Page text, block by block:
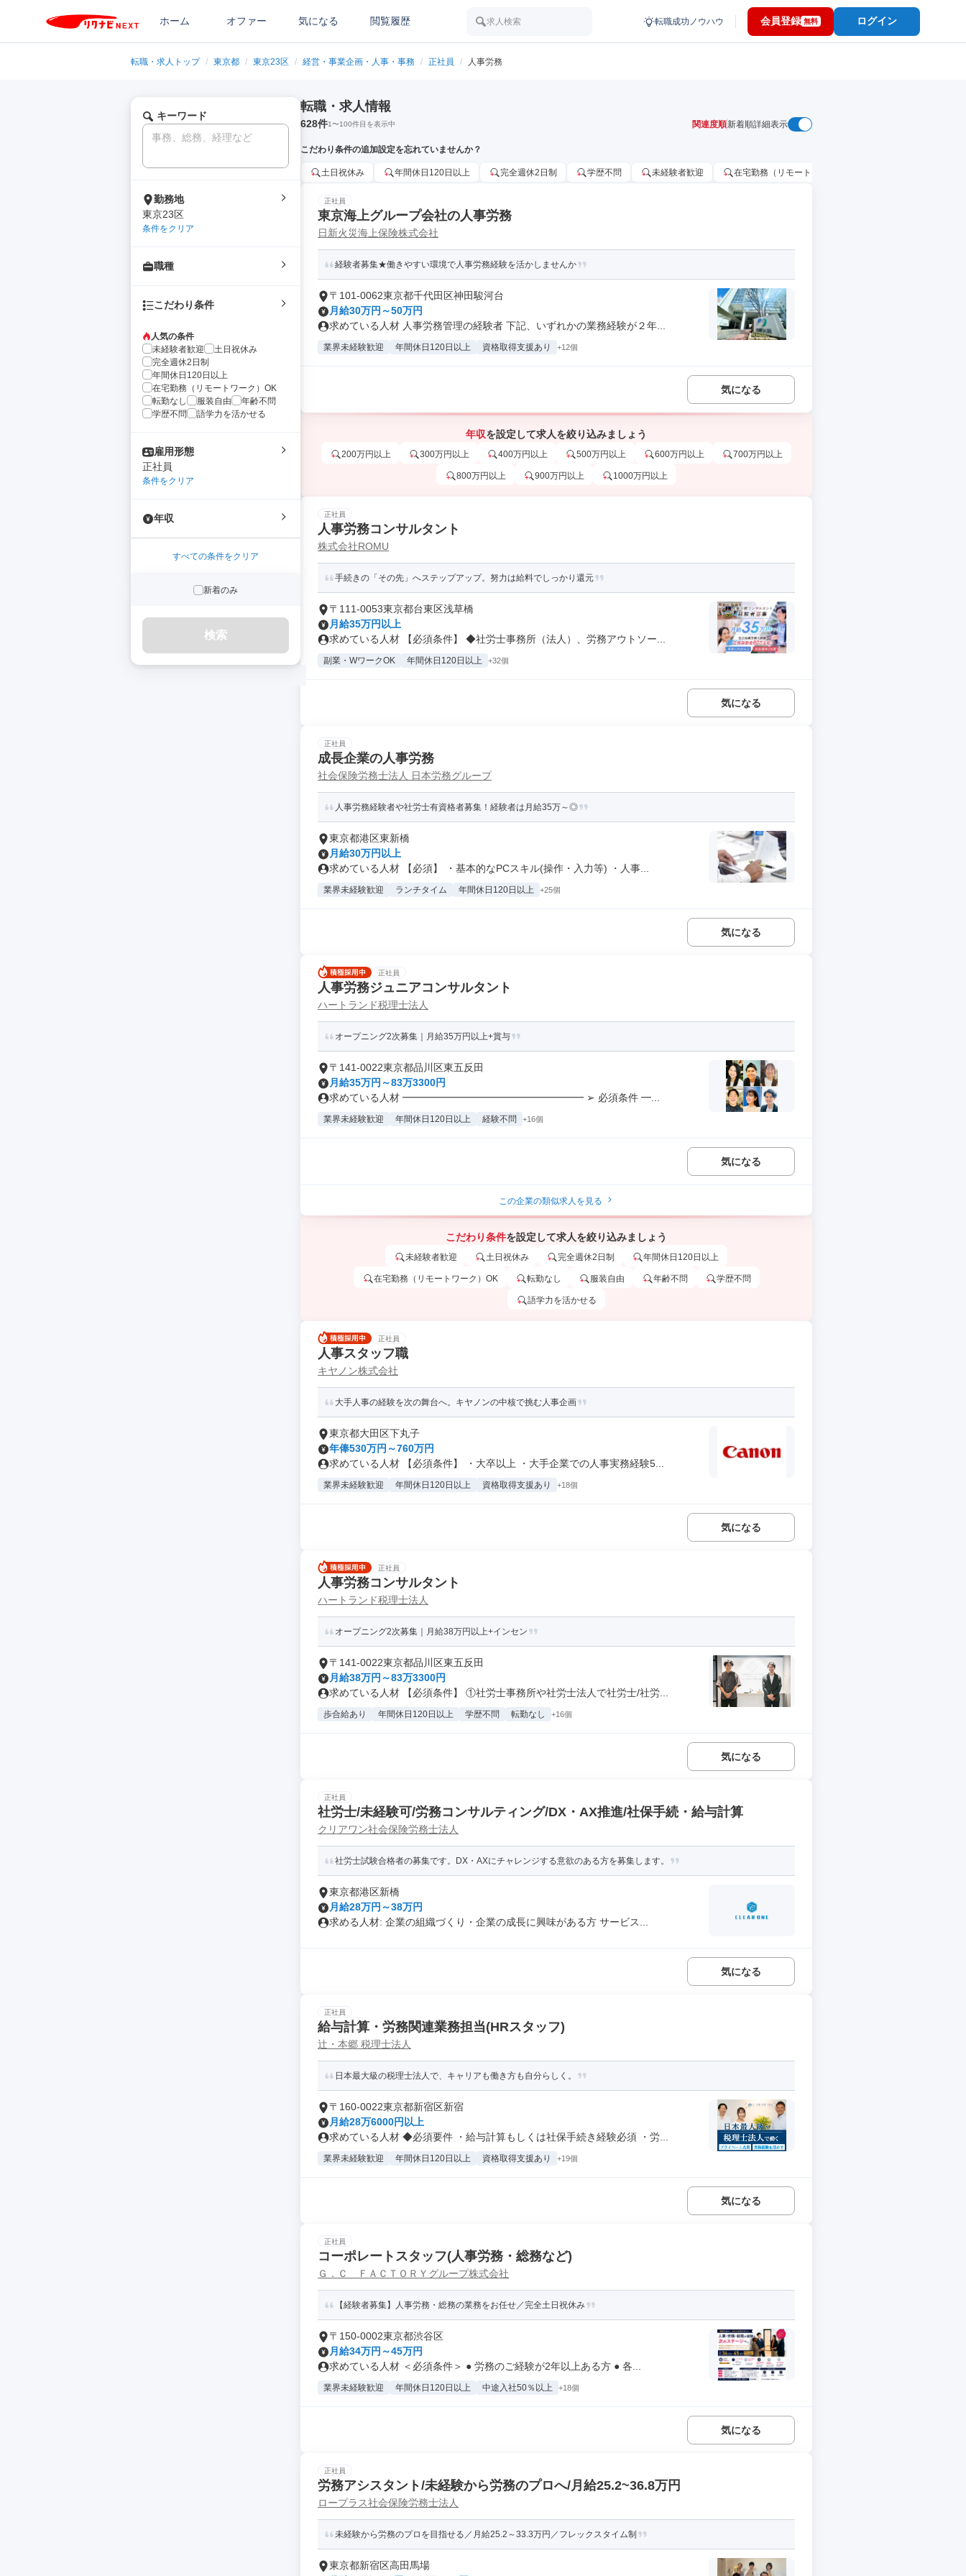
ホーム オファー 気になる 閲覧履歴 求人検索 転職成功ノウハウ 会員登録 無料 ログイン
転職・求人トップ / 東京都 / 東京23区 / 経営・事業企画・人事・事務 / 正社員 / 人事労務
キーワード
勤務地
東京23区
条件をクリア
職種
こだわり条件
人気の条件
未経験者歓迎
土日祝休み
完全週休2日制
年間休日120日以上
在宅勤務（リモートワーク）OK
転勤なし
服装自由
年齢不問
学歴不問
語学力を活かせる
雇用形態
正社員
条件をクリア
年収
すべての条件をクリア
新着のみ
検索
転職・求人情報
628件1〜100件目を表示中 関連度順新着順詳細表示
こだわり条件の追加設定を忘れていませんか？
土日祝休み 年間休日120日以上 完全週休2日制 学歴不問 未経験者歓迎 在宅勤務（リモートワーク）OK
正社員
東京海上グループ会社の人事労務
日新火災海上保険株式会社
経験者募集★働きやすい環境で人事労務経験を活かしませんか
〒101-0062東京都千代田区神田駿河台
月給30万円～50万円
求めている人材 人事労務管理の経験者 下記、いずれかの業務経験が２年...
業界未経験歓迎 年間休日120日以上 資格取得支援あり +12個
気になる
年収を設定して求人を絞り込みましょう
200万円以上 300万円以上 400万円以上 500万円以上 600万円以上 700万円以上
800万円以上 900万円以上 1000万円以上
正社員
人事労務コンサルタント
株式会社ROMU
手続きの「その先」へステップアップ。努力は給料でしっかり還元
〒111-0053東京都台東区浅草橋
月給35万円以上
求めている人材 【必須条件】 ◆社労士事務所（法人）、労務アウトソー...
副業・WワークOK 年間休日120日以上 +32個
気になる
正社員
成長企業の人事労務
社会保険労務士法人 日本労務グループ
人事労務経験者や社労士有資格者募集！経験者は月給35万～◎
東京都港区東新橋
月給30万円以上
求めている人材 【必須】 ・基本的なPCスキル(操作・入力等) ・人事...
業界未経験歓迎 ランチタイム 年間休日120日以上 +25個
気になる
正社員
人事労務ジュニアコンサルタント
ハートランド税理士法人
オープニング2次募集｜月給35万円以上+賞与
〒141-0022東京都品川区東五反田
月給35万円～83万3300円
求めている人材 ━━━━━━━━━━━━━━━━━━ ➢ 必須条件 ━...
業界未経験歓迎 年間休日120日以上 経験不問 +16個
気になる
この企業の類似求人を見る
こだわり条件を設定して求人を絞り込みましょう
未経験者歓迎 土日祝休み 完全週休2日制 年間休日120日以上
在宅勤務（リモートワーク）OK 転勤なし 服装自由 年齢不問 学歴不問
語学力を活かせる
正社員
人事スタッフ職
キヤノン株式会社
大手人事の経験を次の舞台へ。キヤノンの中核で挑む人事企画
東京都大田区下丸子
年俸530万円～760万円
求めている人材 【必須条件】 ・大卒以上 ・大手企業での人事実務経験5...
業界未経験歓迎 年間休日120日以上 資格取得支援あり +18個
気になる
正社員
人事労務コンサルタント
ハートランド税理士法人
オープニング2次募集｜月給38万円以上+インセン
〒141-0022東京都品川区東五反田
月給38万円～83万3300円
求めている人材 【必須条件】 ①社労士事務所や社労士法人で社労士/社労...
歩合給あり 年間休日120日以上 学歴不問 転勤なし +16個
気になる
正社員
社労士/未経験可/労務コンサルティング/DX・AX推進/社保手続・給与計算
クリアワン社会保険労務士法人
社労士試験合格者の募集です。DX・AXにチャレンジする意欲のある方を募集します。
東京都港区新橋
月給28万円～38万円
求める人材: 企業の組織づくり・企業の成長に興味がある方 サービス...
気になる
正社員
給与計算・労務関連業務担当(HRスタッフ)
辻・本郷 税理士法人
日本最大級の税理士法人で、キャリアも働き方も自分らしく。
〒160-0022東京都新宿区新宿
月給28万6000円以上
求めている人材 ◆必須要件 ・給与計算もしくは社保手続き経験必須 ・労...
業界未経験歓迎 年間休日120日以上 資格取得支援あり +19個
気になる
正社員
コーポレートスタッフ(人事労務・総務など)
Ｇ．Ｃ ＦＡＣＴＯＲＹグループ株式会社
【経験者募集】人事労務・総務の業務をお任せ／完全土日祝休み
〒150-0002東京都渋谷区
月給34万円～45万円
求めている人材 ＜必須条件＞ ● 労務のご経験が2年以上ある方 ● 各...
業界未経験歓迎 年間休日120日以上 中途入社50％以上 +18個
気になる
正社員
労務アシスタント/未経験から労務のプロへ/月給25.2~36.8万円
ロープラス社会保険労務士法人
未経験から労務のプロを目指せる／月給25.2～33.3万円／フレックスタイム制
東京都新宿区高田馬場